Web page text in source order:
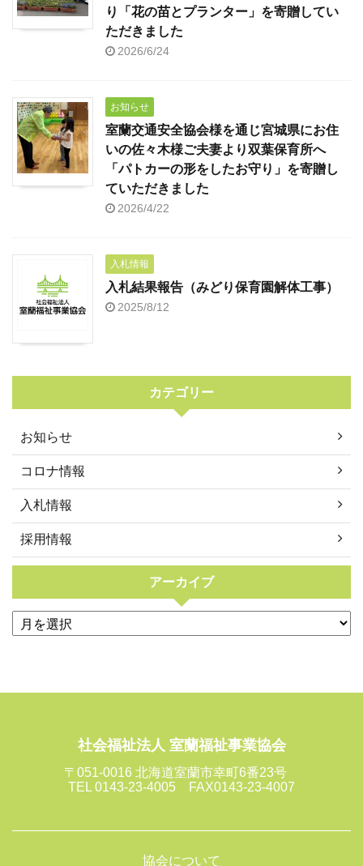
り「花の苗とプランター」を寄贈してい
ただきました
2026/6/24
お知らせ
室蘭交通安全協会様を通じ宮城県にお住
いの佐々木様ご夫妻より双葉保育所へ
「パトカーの形をしたお守り」を寄贈し
ていただきました
2026/4/22
入札情報
入札結果報告（みどり保育園解体工事）
2025/8/12
カテゴリー
お知らせ
コロナ情報
入札情報
採用情報
アーカイブ
社会福祉法人 室蘭福祉事業協会
〒051-0016 北海道室蘭市幸町6番23号
TEL 0143-23-4005 FAX0143-23-4007
協会について